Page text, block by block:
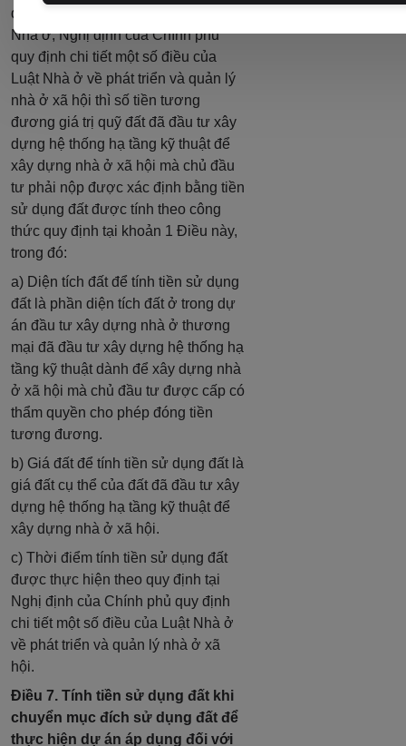
định tại khoản 2 Điều 83 của Luật
Nhà ở, Nghị định của Chính phủ
quy định chi tiết một số điều của
Luật Nhà ở về phát triển và quản lý
nhà ở xã hội thì số tiền tương
đương giá trị quỹ đất đã đầu tư xây
dựng hệ thống hạ tầng kỹ thuật để
xây dựng nhà ở xã hội mà chủ đầu
tư phải nộp được xác định bằng tiền
sử dụng đất được tính theo công
thức quy định tại khoản 1 Điều này,
trong đó:
a) Diện tích đất để tính tiền sử dụng
đất là phần diện tích đất ở trong dự
án đầu tư xây dựng nhà ở thương
mại đã đầu tư xây dựng hệ thống hạ
tầng kỹ thuật dành để xây dựng nhà
ở xã hội mà chủ đầu tư được cấp có
thẩm quyền cho phép đóng tiền
tương đương.
b) Giá đất để tính tiền sử dụng đất là
giá đất cụ thể của đất đã đầu tư xây
dựng hệ thống hạ tầng kỹ thuật để
xây dựng nhà ở xã hội.
c) Thời điểm tính tiền sử dụng đất
được thực hiện theo quy định tại
Nghị định của Chính phủ quy định
chi tiết một số điều của Luật Nhà ở
về phát triển và quản lý nhà ở xã
hội.
Điều 7. Tính tiền sử dụng đất khi
chuyển mục đích sử dụng đất để
thực hiện dự án áp dụng đối với